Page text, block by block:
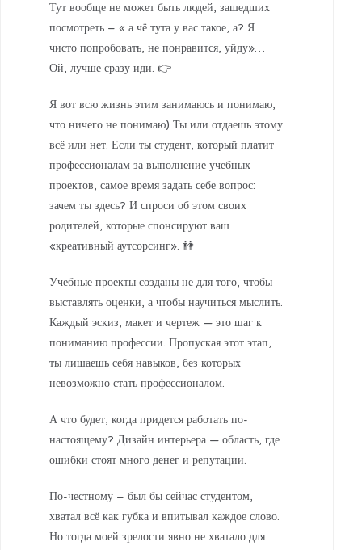
Тут вообще не может быть людей, зашедших
посмотреть – « а чё тута у вас такое, а? Я
чисто попробовать, не понравится, уйду»…
Ой, лучше сразу иди. 👉
Я вот всю жизнь этим занимаюсь и понимаю,
что ничего не понимаю) Ты или отдаешь этому
всё или нет. Если ты студент, который платит
профессионалам за выполнение учебных
проектов, самое время задать себе вопрос:
зачем ты здесь? И спроси об этом своих
родителей, которые спонсируют ваш
«креативный аутсорсинг». 👫
Учебные проекты созданы не для того, чтобы
выставлять оценки, а чтобы научиться мыслить.
Каждый эскиз, макет и чертеж — это шаг к
пониманию профессии. Пропуская этот этап,
ты лишаешь себя навыков, без которых
невозможно стать профессионалом.
А что будет, когда придется работать по-
настоящему? Дизайн интерьера — область, где
ошибки стоят много денег и репутации.
По-честному – был бы сейчас студентом,
хватал всё как губка и впитывал каждое слово.
Но тогда моей зрелости явно не хватало для